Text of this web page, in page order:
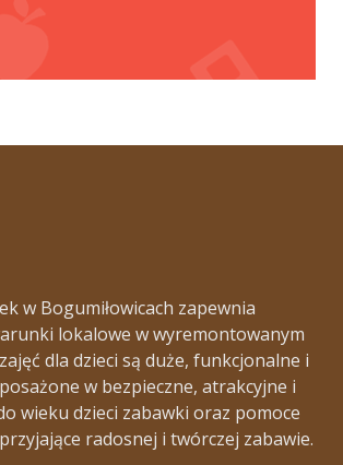
w Bogumiłowicach zapewnia
lokalowe w wyremontowanym
dla dzieci są duże, funkcjonalne i
w bezpieczne, atrakcyjne i
wieku dzieci zabawki oraz pomoce
radosnej i twórczej zabawie.